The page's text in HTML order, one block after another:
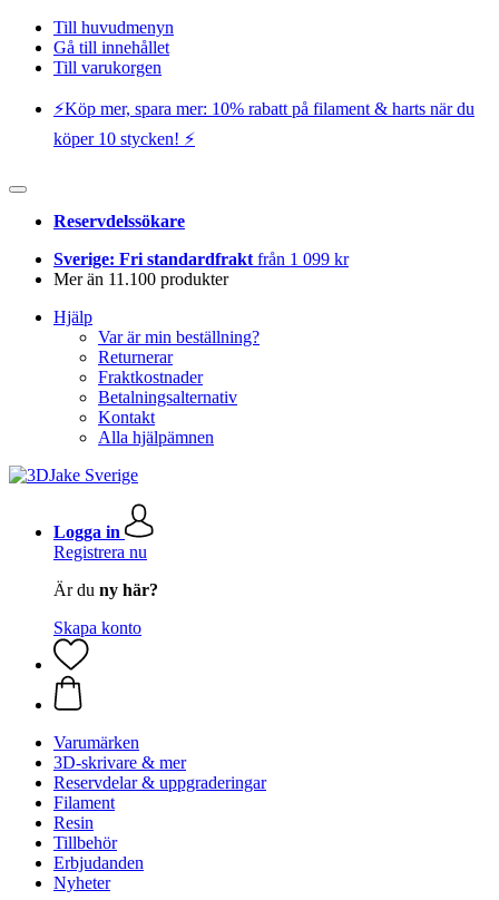
Till huvudmenyn
Gå till innehållet
Till varukorgen
⚡️Köp mer, spara mer: 10% rabatt på filament & harts när du
köper 10 stycken! ⚡️
Reservdelssökare
Sverige: Fri standardfrakt från 1 099 kr
Mer än 11.100 produkter
Hjälp
Var är min beställning?
Returnerar
Fraktkostnader
Betalningsalternativ
Kontakt
Alla hjälpämnen
Logga in
Registrera nu
Är du ny här?
Skapa konto
Varumärken
3D-skrivare & mer
Reservdelar & uppgraderingar
Filament
Resin
Tillbehör
Erbjudanden
Nyheter